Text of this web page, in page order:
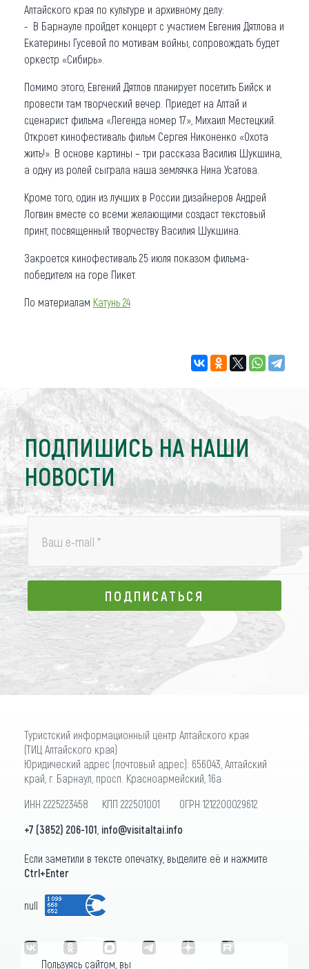
Алтайского края по культуре и архивному делу:
- В Барнауле пройдет концерт с участием Евгения Дятлова и
Екатерины Гусевой по мотивам войны, сопровождать будет
оркестр «Сибирь».
Помимо этого, Евгений Дятлов планирует посетить Бийск и
провести там творческий вечер. Приедет на Алтай и
сценарист фильма «Легенда номер 17», Михаил Местецкий.
Откроет кинофестиваль фильм Сергея Никоненко «Охота
жить!». В основе картины – три рассказа Василия Шукшина,
а одну из ролей сыграла наша землячка Нина Усатова.
Кроме того, один из лучших в России дизайнеров Андрей
Логвин вместе со всеми желающими создаст текстовый
принт, посвященный творчеству Василия Шукшина.
Закроется кинофестиваль 25 июля показом фильма-
победителя на горе Пикет.
По материалам Катунь 24
ПОДПИШИСЬ НА НАШИ
НОВОСТИ
Ваш e-mail *
ПОДПИСАТЬСЯ
ПОДПИСАТЬСЯ
Туристский информационный центр Алтайского края
(ТИЦ Алтайского края)
Юридический адрес (почтовый адрес): 656043, Алтайский
край, г. Барнаул, просп. Красноармейский, 16а
ИНН 2225223458 КПП 222501001 ОГРН 1212200029612
+7 (3852) 206-101 info@visitaltai.info
Если заметили в тексте опечатку, выделите её и нажмите
Ctrl+Enter
null
Пользуясь сайтом, вы